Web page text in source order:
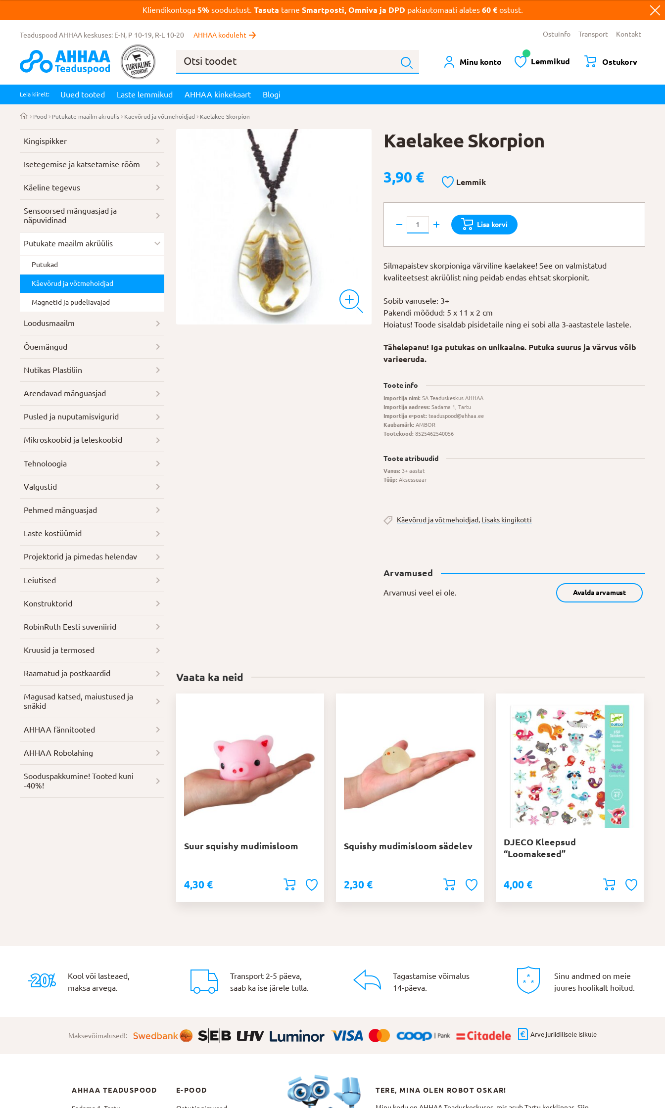
Kliendikontoga5% soodustust. Tasuta tarne Smartposti, Omniva ja DPD pakiautomaati alates 60 € ostust.
Teaduspood AHHAA keskuses: E-N, P 10-19, R-L 10-20 AHHAA koduleht Ostuinfo Transport Kontakt
Products
Minu konto Lemmikud Ostukorv
Leia kiirelt: Uued tooted Laste lemmikud AHHAA kinkekaart Blogi
Pood Putukate maailm akrüülis Käevõrud ja võtmehoidjad Kaelakee Skorpion
Kaelakee Skorpion
3,90 € Lemmik
Kaelakee
Skorpion
kogus
Lisa korvi
Silmapaistev skorpioniga värviline kaelakee! See on valmistatud
kvaliteetsest akrüülist ning peidab endas ehtsat skorpionit.
Sobib vanusele: 3+
Pakendi mõõdud: 5 x 11 x 2 cm
Hoiatus! Toode sisaldab pisidetaile ning ei sobi alla 3-aastastele lastele.
Tähelepanu! Iga putukas on unikaalne. Putuka suurus ja värvus võib
varieeruda.
Toote info
Importija nimi:SA Teaduskeskus AHHAA
Importija aadress:Sadama 1, Tartu
Importija e-post:teaduspood@ahhaa.ee
Kaubamärk:AMBOR
Tootekood:8525462540056
Toote atribuudid
Vanus:3+ aastat
Tüüp:Aksessuaar
Käevõrud ja võtmehoidjad, Lisaks kingikotti
Arvamused
Arvamusi veel ei ole. Avalda arvamust
Vaata ka neid
Suur squishy mudimisloom
4,30 €
Squishy mudimisloom sädelev
2,30 €
DJECO Kleepsud
“Loomakesed”
4,00 €
Kingispikker
Isetegemise ja katsetamise rõõm
Käeline tegevus
Sensoorsed mänguasjad ja
näpuvidinad
Putukate maailm akrüülis
Putukad
Käevõrud ja võtmehoidjad
Magnetid ja pudeliavajad
Loodusmaailm
Õuemängud
Nutikas Plastiliin
Arendavad mänguasjad
Pusled ja nuputamisvigurid
Mikroskoobid ja teleskoobid
Tehnoloogia
Valgustid
Pehmed mänguasjad
Laste kostüümid
Projektorid ja pimedas helendav
Leiutised
Konstruktorid
RobinRuth Eesti suveniirid
Kruusid ja termosed
Raamatud ja postkaardid
Magusad katsed, maiustused ja
snäkid
AHHAA fännitooted
AHHAA Robolahing
Soodus­pakkumine! Tooted kuni
-40%!
Kool või lasteaed,
maksa arvega.
Transport 2-5 päeva,
saab ka ise järele tulla.
Tagastamise võimalus
14-päeva.
Sinu andmed on meie
juures hoolikalt hoitud.
Maksevõimalused!: Arve juriidilisele isikule
AHHAA TEADUSPOOD E-POOD TERE, MINA OLEN ROBOT OSKAR!